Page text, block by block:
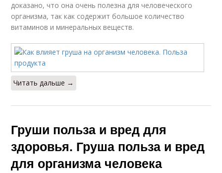
доказано, что она очень полезна для человеческого
организма, так как содержит большое количество
витаминов и минеральных веществ.
Читать дальше →
Груши польза и вред для
здоровья. Груша польза и вред
для организма человека